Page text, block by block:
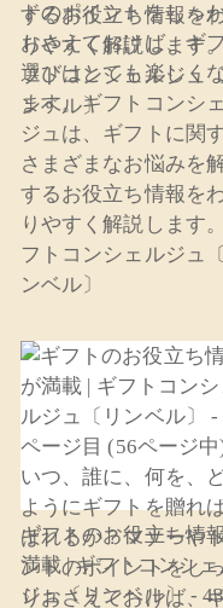
ドのポイントをしっ
おさえておけば、ギ
選びはとても楽しく
ます。ギフトコンシ
ジュは、ギフトに関
さまざまなお悩みを
するお役立ち情報を
りやすく解説します
フトコンシェルジュ
ンベル〕
ギフトのお役立ち情
満載 | ギフトコンシ
ジュ〔リンベル〕 -